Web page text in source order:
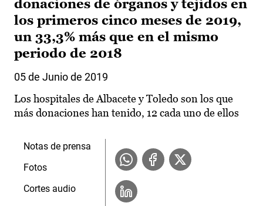
donaciones de órganos y tejidos en
los primeros cinco meses de 2019,
un 33,3% más que en el mismo
periodo de 2018
05 de Junio de 2019
Los hospitales de Albacete y Toledo son los que
más donaciones han tenido, 12 cada uno de ellos
Notas de prensa
Fotos
Cortes audio